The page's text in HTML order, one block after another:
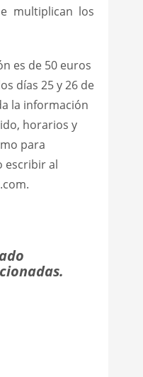
multiplican los
es de 50 euros
días 25 y 26 de
la información
horarios y
para
escribir al